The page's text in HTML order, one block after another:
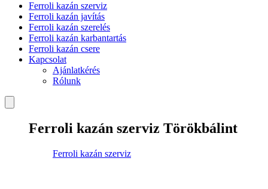
Ferroli kazán szerviz
Ferroli kazán javítás
Ferroli kazán szerelés
Ferroli kazán karbantartás
Ferroli kazán csere
Kapcsolat
Ajánlatkérés
Rólunk
Ferroli kazán szerviz Törökbálint
Ferroli kazán szerviz